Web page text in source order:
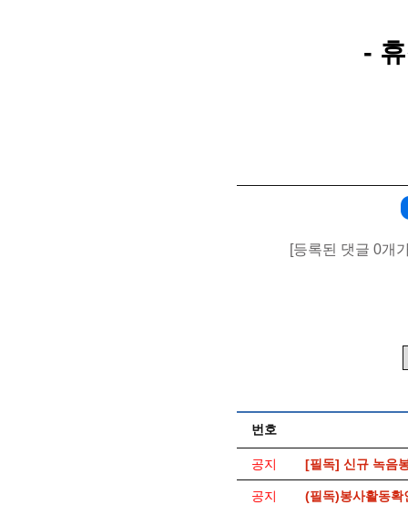
-
[등록된 댓글 0개
번호
공지 [필독] 신규 녹음
공지 (필독)봉사활동확